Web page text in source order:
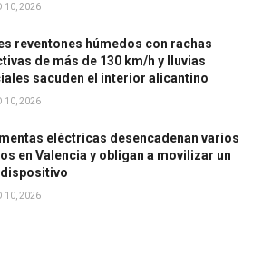
10, 2026
reventones húmedos con rachas
de más de 130 km/h y lluvias
sacuden el interior alicantino
10, 2026
eléctricas desencadenan varios
en Valencia y obligan a movilizar un
10, 2026